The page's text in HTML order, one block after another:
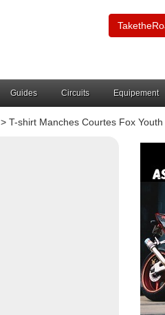
Guides Circuits Equipement
> T-shirt Manches Courtes Fox Youth